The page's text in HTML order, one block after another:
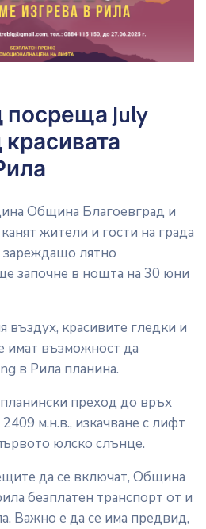
посреща July
Община Благоевград и
жители и гости на града
лятно
започне в нощта на 30 юни
въздух, красивите гледки и
имат възможност да
в Рила планина.
преход до връх
м.н.в., изкачване с лифт
юлско слънце.
да се включат, Община
безплатен транспорт от и
Важно е да се има предвид,